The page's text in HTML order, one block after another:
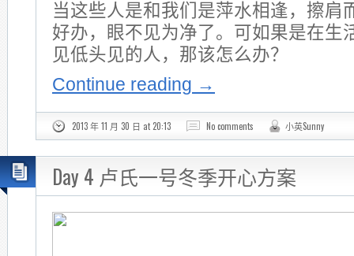
当这些人是和我们是萍水相逢，擦肩
好办，眼不见为净了。可如果是在生
见低头见的人，那该怎么办？
Continue reading →
2013 年 11 月 30 日 at 20:13 No comments 小英Sunny
Day 4 卢氏一号冬季开心方案